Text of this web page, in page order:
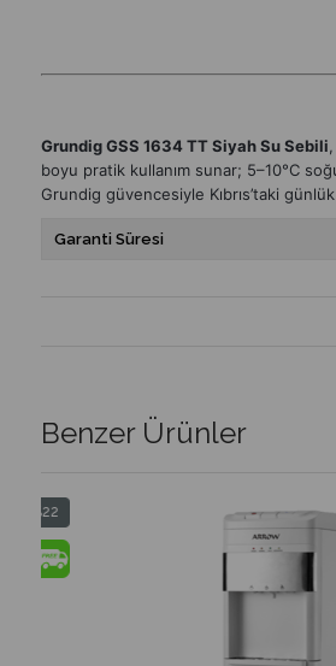
Grundig GSS 1634 TT Siyah Su Sebili
boyu pratik kullanım sunar; 5–10°C
Grundig güvencesiyle Kıbrıs’taki
Garanti Süresi
Benzer Ürünler